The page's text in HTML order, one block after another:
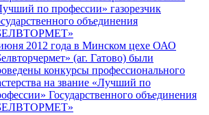
по профессии» газорезчик
объединения
2012 года в Минском цехе ОАО
(аг. Гатово) были
конкурсы профессионального
на звание «Лучший по
Государственного объединения